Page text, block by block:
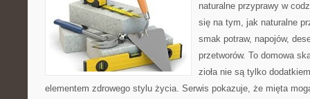
naturalne przyprawy w
się na tym, jak naturalne
smak potraw, napojów,
przetworów. To domowa
zioła nie są tylko
elementem zdrowego stylu życia. Serwis pokazuje, że mięta